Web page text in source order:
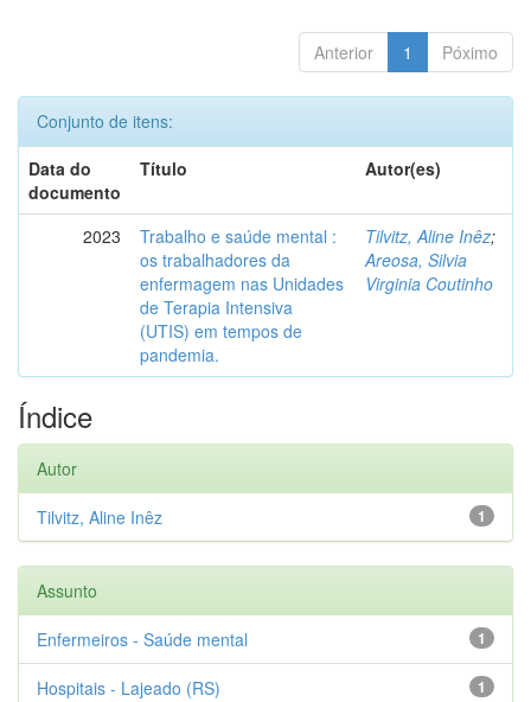
Anterior 1 Póximo
Conjunto de itens:
Data do
documento
Título Autor(es)
2023
Trabalho e saúde mental :
os trabalhadores da
enfermagem nas Unidades
de Terapia Intensiva
(UTIS) em tempos de
pandemia.
Tilvitz, Aline Inêz;
Areosa, Silvia
Virginia Coutinho
Índice
Autor
1
Tilvitz, Aline Inêz
Assunto
1
Enfermeiros - Saúde mental
1
Hospitais - Lajeado (RS)